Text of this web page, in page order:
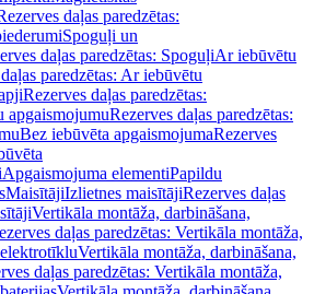
daļas paredzētas:
Spoguļi un
daļas paredzētas: SpoguļiAr iebūvētu
paredzētas: Ar iebūvētu
Rezerves daļas paredzētas:
apgaismojumuRezerves daļas paredzētas:
Bez iebūvēta apgaismojumaRezerves
Apgaismojuma elementiPapildu
MaisītājiIzlietnes maisītājiRezerves daļas
Vertikāla montāža, darbināšana,
daļas paredzētas: Vertikāla montāža,
Vertikāla montāža, darbināšana,
daļas paredzētas: Vertikāla montāža,